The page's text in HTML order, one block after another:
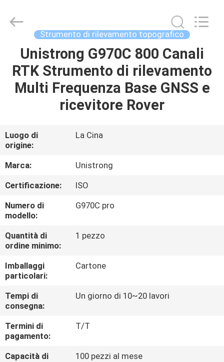
CASA
PRODOTTI
NOI
GIRO
DELLA
FABBRICA
CONTROLLO
DI
QUALITÀ
CONTATTICI
RICHIEDA
Survey
Instrument
Strumento di rilevamento topografico
Unistrong G970C 800 Canali
RTK Strumento di rilevamento
Multi Frequenza Base GNSS e
ricevitore Rover
Luogo di
origine:
La Cina
Marca:
Unistrong
Certificazione:
ISO
Numero di
modello:
G970C pro
Quantità di
ordine minimo:
1 pezzo
Imballaggi
particolari:
Cartone
Tempi di
consegna:
Un giorno di 10~20 lavori
Termini di
pagamento:
T/T
Capacità di
100 pezzi al mese